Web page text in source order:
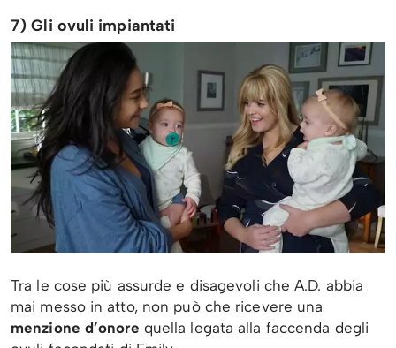
7) Gli ovuli impiantati
Tra le cose più assurde e disagevoli che A.D. abbia
mai messo in atto, non può che ricevere una
menzione d’onore quella legata alla faccenda degli